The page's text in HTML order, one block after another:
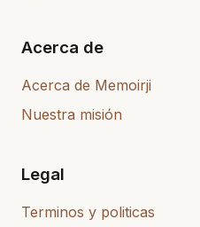
Acerca de
Acerca de Memoirji
Nuestra misión
Legal
Terminos y politicas